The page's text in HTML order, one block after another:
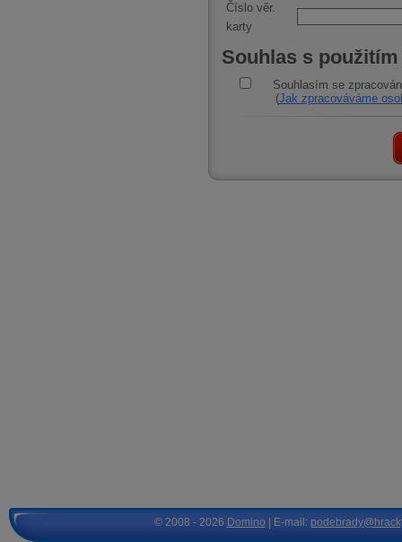
Číslo věr.
karty
Souhlas s
Souhlasím se
(Jak zpracováváme
© 2008 - 2026 Domino | E-mail: